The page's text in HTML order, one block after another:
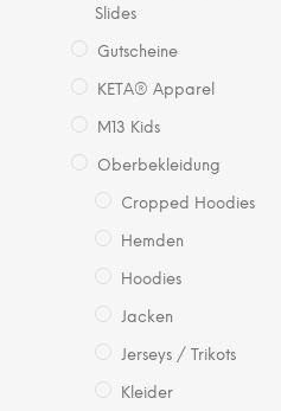
Slides
Gutscheine
KETA® Apparel
M13 Kids
Oberbekleidung
Cropped Hoodies
Hemden
Hoodies
Jacken
Jerseys / Trikots
Kleider